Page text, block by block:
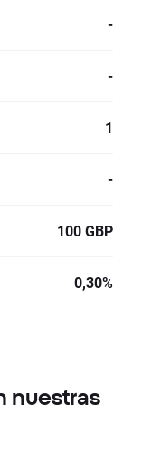
-
-
1
-
100 GBP
0,30%
nuestras